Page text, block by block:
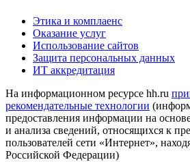
Этика и комплаенс
Оказание услуг
Использование сайтов
Защита персональных данных
ИТ аккредитация
На информационном ресурсе hh.ru
рекомендательные технологии
предоставления информации на
и анализа сведений, относящихся к
пользователей сети «Интернет»,
Российской Федерации)